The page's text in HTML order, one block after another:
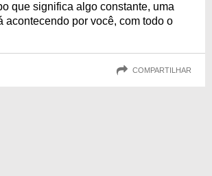
que significa algo constante, uma
acontecendo por você, com todo o
COMPARTILHAR